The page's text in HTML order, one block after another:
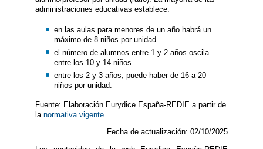
administraciones educativas establece:
en las aulas para menores de un año habrá un
máximo de 8 niños por unidad
el número de alumnos entre 1 y 2 años oscila
entre los 10 y 14 niños
entre los 2 y 3 años, puede haber de 16 a 20
niños por unidad.
Fuente: Elaboración Eurydice España-REDIE a partir de
la normativa vigente
Fecha de actualización: 02/10/2025